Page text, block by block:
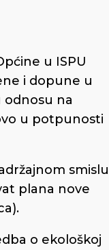
u ISPU
i dopune u
odnosu na
u potpunosti
smislu
plana nove
o ekološkoj